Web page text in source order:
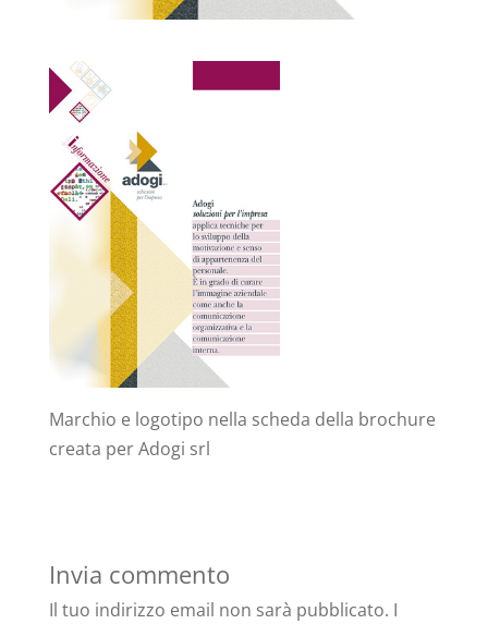
Marchio e logotipo nella scheda della brochure
creata per Adogi srl
Invia commento
Il tuo indirizzo email non sarà pubblicato. I